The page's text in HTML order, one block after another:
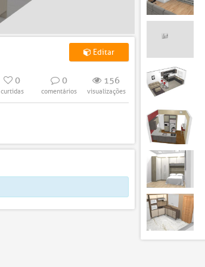
Editar
0
curtidas
0
comentários
156
visualizações